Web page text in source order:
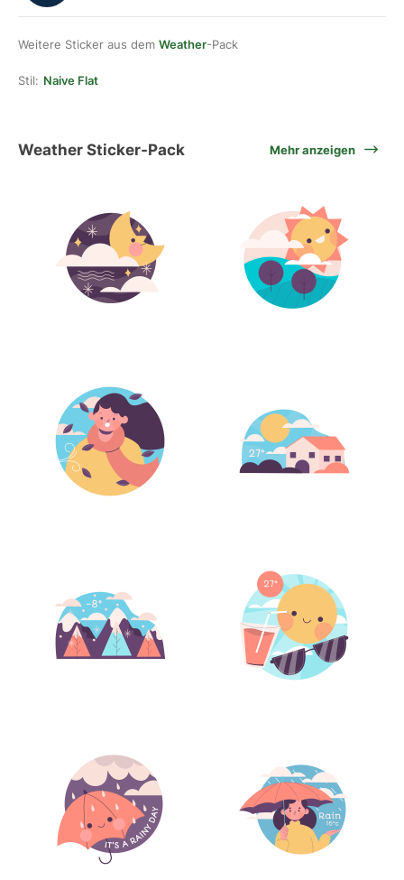
Weitere Sticker aus dem Weather-Pack
Stil: Naive Flat
Weather Sticker-Pack Mehr anzeigen